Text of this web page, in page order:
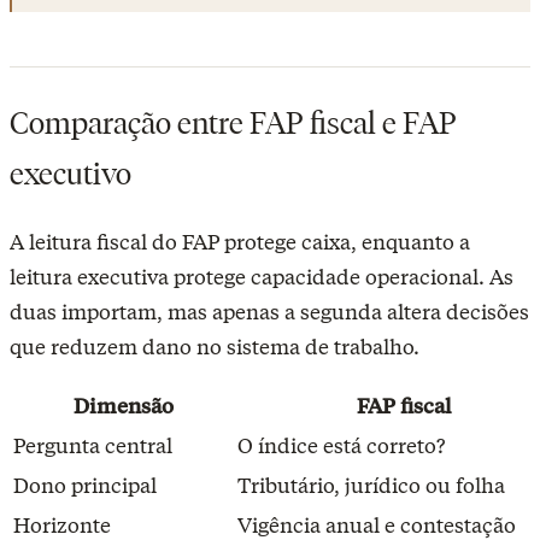
Comparação entre FAP fiscal e FAP
executivo
A leitura fiscal do FAP protege caixa, enquanto a
leitura executiva protege capacidade operacional. As
duas importam, mas apenas a segunda altera decisões
que reduzem dano no sistema de trabalho.
Dimensão
FAP fiscal
Pergunta central
O índice está correto?
Dono principal
Tributário, jurídico ou folha
Horizonte
Vigência anual e contestação